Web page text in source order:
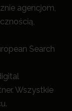
agencjom,
Search
Wszystkie